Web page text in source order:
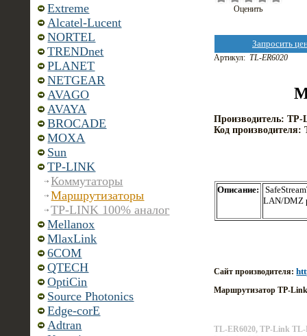
Extreme
Alcatel-Lucent
NORTEL
TRENDnet
PLANET
NETGEAR
AVAGO
AVAYA
BROCADE
MOXA
Sun
TP-LINK
Коммутаторы
Маршрутизаторы
TP-LINK 100% аналог
Mellanox
MlaxLink
6COM
QTECH
OptiCin
Source Photonics
Edge-corE
Adtran
Оценить
Запросить
Артикул: TL-ER6020
Производитель:
Код производителя:
Описание:
LAN/DMZ
Сайт производителя:
Маршрутизатор TP-
TL-ER6020, TP-Link TL-